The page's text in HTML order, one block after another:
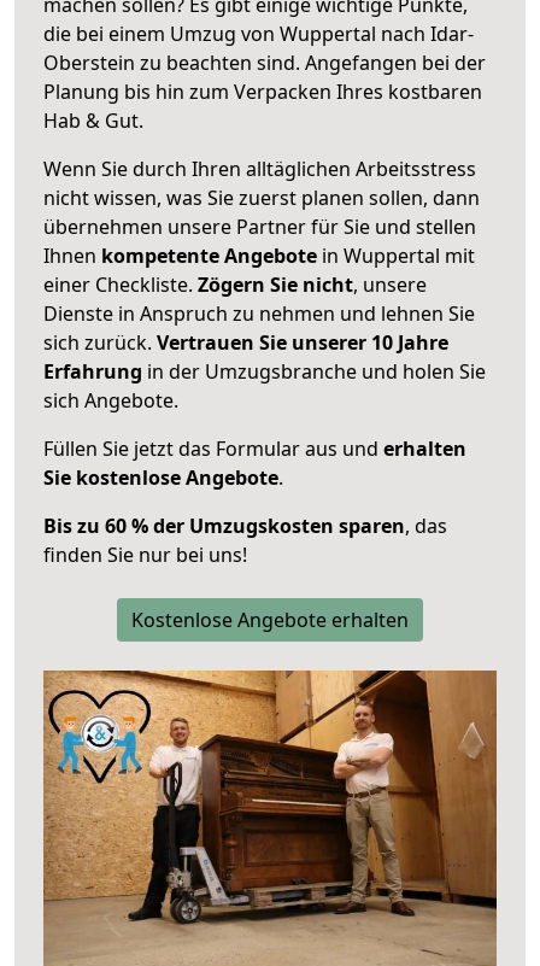
die bei einem Umzug von Wuppertal nach Idar-
Oberstein zu beachten sind. Angefangen bei der
Planung bis hin zum Verpacken Ihres kostbaren
Hab & Gut.
Wenn Sie durch Ihren alltäglichen Arbeitsstress
nicht wissen, was Sie zuerst planen sollen, dann
übernehmen unsere Partner für Sie und stellen
Ihnen kompetente Angebote in Wuppertal mit
einer Checkliste. Zögern Sie nicht, unsere
Dienste in Anspruch zu nehmen und lehnen Sie
sich zurück. Vertrauen Sie unserer 10 Jahre
Erfahrung in der Umzugsbranche und holen Sie
sich Angebote.
Füllen Sie jetzt das Formular aus und erhalten
Sie kostenlose Angebote.
Bis zu 60 % der Umzugskosten sparen, das
finden Sie nur bei uns!
Kostenlose Angebote erhalten